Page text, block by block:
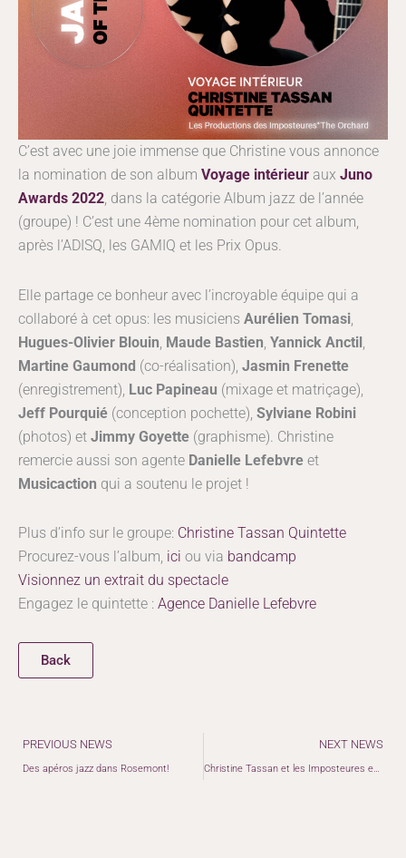
C’est avec une joie immense que Christine vous annonce
la nomination de son album Voyage intérieur aux Juno
Awards 2022, dans la catégorie Album jazz de l’année
(groupe) ! C’est une 4ème nomination pour cet album,
après l’ADISQ, les GAMIQ et les Prix Opus.
Elle partage ce bonheur avec l’incroyable équipe qui a
collaboré à cet opus: les musiciens Aurélien Tomasi
Hugues-Olivier Blouin Maude Bastien Yannick Anctil
Martine Gaumond (co-réalisation), Jasmin Frenette
(enregistrement), Luc Papineau (mixage et matriçage),
Jeff Pourquié (conception pochette), Sylviane Robini
(photos) et Jimmy Goyette (graphisme). Christine
remercie aussi son agente Danielle Lefebvre et
Musicaction qui a soutenu le projet !
Plus d’info sur le groupe: Christine Tassan Quintette
Procurez-vous l’album, ici ou via bandcamp
Visionnez un extrait du spectacle
Engagez le quintette : Agence Danielle Lefebvre
Back
Précédent
PREVIOUS NEWS
Des apéros jazz dans Rosemont!
NEXT NEWS
Christine Tassan et les Imposteures en tournée en Ontario!